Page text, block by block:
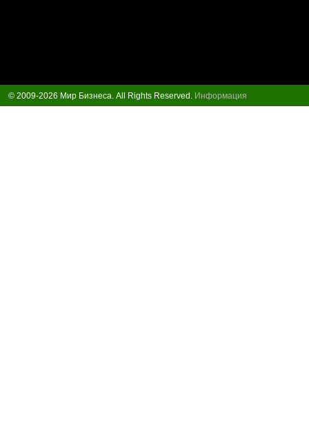
© 2009-2026 Мир Бизнеса. All Rights Reserved. Информация